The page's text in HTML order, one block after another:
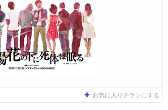
お気に入りチラシにする